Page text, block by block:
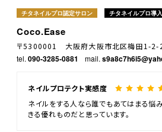
チタネイルプロ認定サロン チタネイルプロ導
Coco.Ease
〒5300001 大阪府大阪市北区梅田1-2-
tel. 090-3285-0881 mail.
ネイルプロテクト実感度
ネイルをする人なら誰でもあてはまる悩
きる優れものだと思っています。